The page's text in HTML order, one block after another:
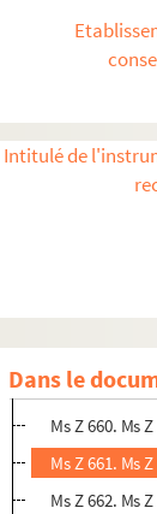
Intitulé de
Dans le
Ms Z 653 à Z 695.
Ms Z 653. Ms
Ms Z 654.
Ms Z 657. Ms
Ms Z 658. Ms
Ms Z 659. Ms
Ms Z 660. Ms
Ms Z 661. Ms
Ms Z 662. Ms